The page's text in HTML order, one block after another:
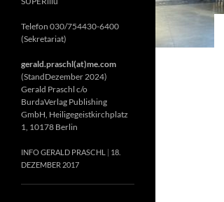
Telefon 030/754430-6400
(Sekretariat)
gerald.praschl(at)me.com
(StandDezember 2024)
Gerald Praschl c/o
BurdaVerlag Publishing
GmbH, Heiligegeistkirchplatz
1, 10178 Berlin
INFO GERALD PRASCHL
18.
DEZEMBER 2017